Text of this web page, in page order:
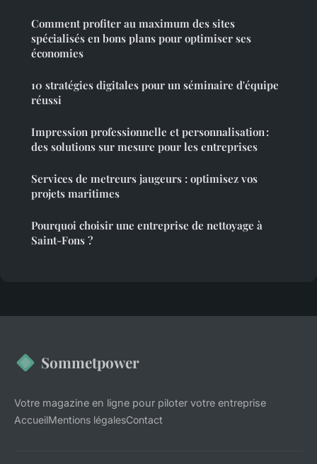
Comment profiter au maximum des sites
spécialisés en bons plans pour optimiser ses
économies
10 stratégies digitales pour un séminaire d'équipe
réussi
Impression professionnelle et personnalisation :
des solutions sur mesure pour les entreprises
Services de metreurs jaugeurs : optimisez vos
projets maritimes
Pourquoi choisir une entreprise de nettoyage à
Saint-Fons ?
Sommetpower
Votre magazine en ligne pour piloter votre entreprise
AccueilMentions légalesContact